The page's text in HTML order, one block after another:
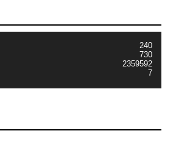
240
730
2359592
7